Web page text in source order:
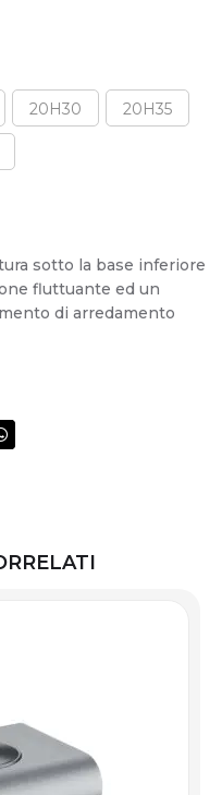
20H30 20H35
sotto la base inferiore
fluttuante ed un
di arredamento